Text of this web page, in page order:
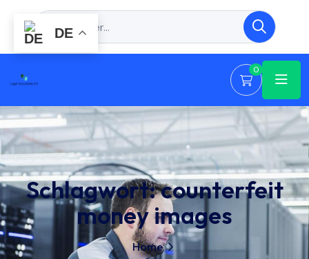
0
Schlagwort:counterfeit
money images
Home
DE